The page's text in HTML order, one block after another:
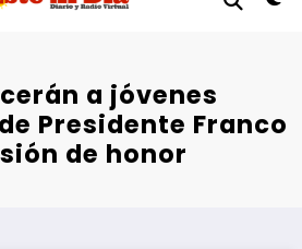
a jóvenes
Presidente Franco
de honor